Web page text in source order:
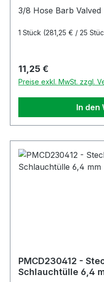
3/8 Hose Barb
1 Stück (281,25 € / 25
Regulärer Preis:
11,25 €
Preise exkl. MwSt. zzgl.
In den
PMCD230412 -
Schlauchtülle 6,4